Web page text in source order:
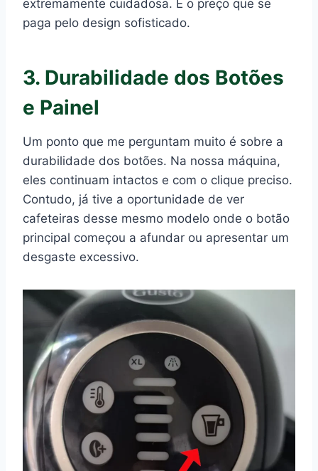
extremamente cuidadosa. É o preço que se
paga pelo design sofisticado.
3. Durabilidade dos Botões
e Painel
Um ponto que me perguntam muito é sobre a
durabilidade dos botões. Na nossa máquina,
eles continuam intactos e com o clique preciso.
Contudo, já tive a oportunidade de ver
cafeteiras desse mesmo modelo onde o botão
principal começou a afundar ou apresentar um
desgaste excessivo.